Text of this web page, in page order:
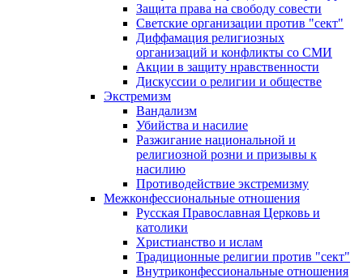
Защита права на свободу совести
Светские организации против "сект"
Диффамация религиозных
организаций и конфликты со СМИ
Акции в защиту нравственности
Дискуссии о религии и обществе
Экстремизм
Вандализм
Убийства и насилие
Разжигание национальной и
религиозной розни и призывы к
насилию
Противодействие экстремизму
Межконфессиональные отношения
Русская Православная Церковь и
католики
Христианство и ислам
Традиционные религии против "сект"
Внутриконфессиональные отношения